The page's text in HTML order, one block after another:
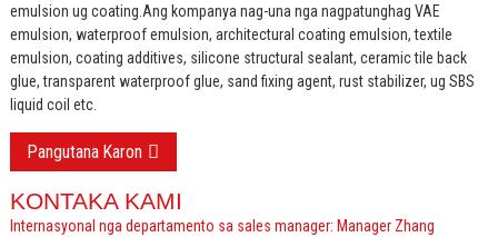
emulsion ug coating. Ang kompanya nag-una nga nagpatunghag VAE
emulsion, waterproof emulsion, architectural coating emulsion, textile
emulsion, coating additives, silicone structural sealant, ceramic tile back
glue, transparent waterproof glue, sand fixing agent, rust stabilizer, ug SBS
liquid coil etc.
Pangutana Karon
KONTAKA KAMI
Internasyonal nga departamento sa sales manager: Manager Zhang